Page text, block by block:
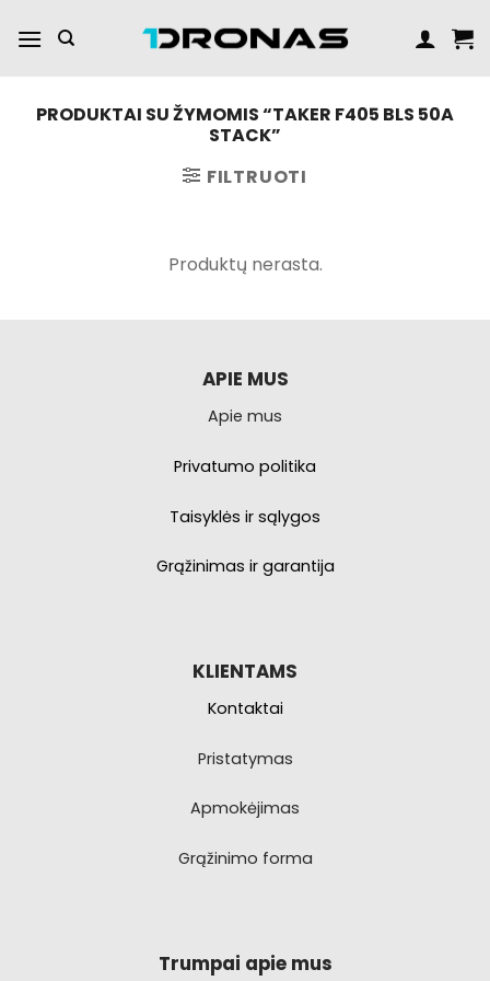
turinį
PRODUKTAI SU ŽYMOMIS “TAKER F405 BLS 50A
STACK”
FILTRUOTI
Produktų nerasta.
APIE MUS
Apie mus
Privatumo politika
Taisyklės ir sąlygos
Grąžinimas ir garantija
KLIENTAMS
Kontaktai
Pristatymas
Apmokėjimas
Grąžinimo forma
Trumpai apie mus